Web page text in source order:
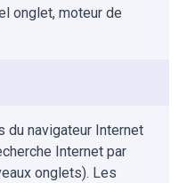
onglet, moteur de
du navigateur Internet
Internet par
onglets). Les